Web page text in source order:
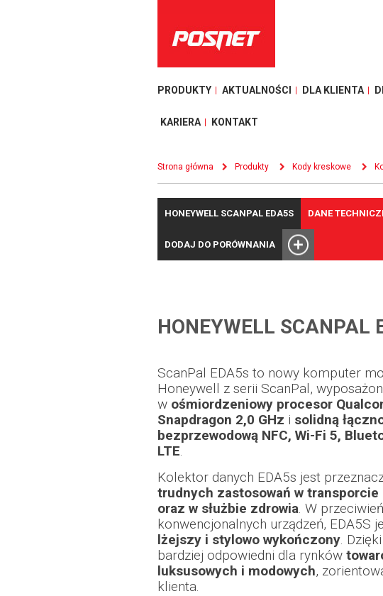
PRODUKTY AKTUALNOŚCI DLA KLIENTA
KARIERA KONTAKT
Strona główna Produkty Kody kreskowe
HONEYWELL SCANPAL EDA5S DANE
DODAJ DO PORÓWNANIA
HONEYWELL SCANPAL
ScanPal EDA5s to nowy komputer
Honeywell z serii ScanPal,
w ośmiordzeniowy procesor
Snapdragon 2,0 GHz i solidną
bezprzewodową NFC, Wi-Fi 5,
LTE.
Kolektor danych EDA5s jest
trudnych zastosowań w
oraz w służbie zdrowia. W
konwencjonalnych urządzeń, EDA5S
lżejszy i stylowo wykończony.
bardziej odpowiedni dla rynków
luksusowych i modowych,
klienta.